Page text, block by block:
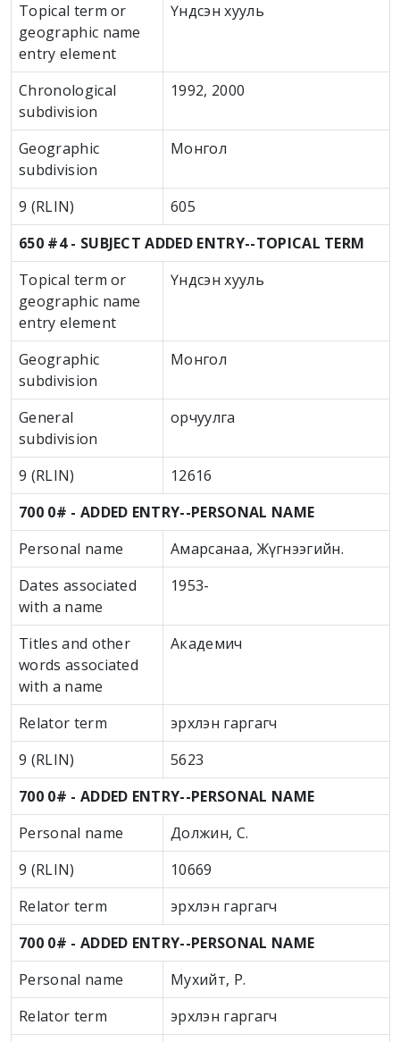
Topical term or
geographic name
entry element
Үндсэн хууль
Chronological
subdivision
1992, 2000
Geographic
subdivision
Монгол
9 (RLIN)
605
650 #4 - SUBJECT ADDED ENTRY--TOPICAL TERM
Topical term or
geographic name
entry element
Үндсэн хууль
Geographic
subdivision
Монгол
General
subdivision
орчуулга
9 (RLIN)
12616
700 0# - ADDED ENTRY--PERSONAL NAME
Personal name
Амарсанаа, Жүгнээгийн.
Dates associated
with a name
1953-
Titles and other
words associated
with a name
Академич
Relator term
эрхлэн гаргагч
9 (RLIN)
5623
700 0# - ADDED ENTRY--PERSONAL NAME
Personal name
Должин, С.
9 (RLIN)
10669
Relator term
эрхлэн гаргагч
700 0# - ADDED ENTRY--PERSONAL NAME
Personal name
Мухийт, Р.
Relator term
эрхлэн гаргагч